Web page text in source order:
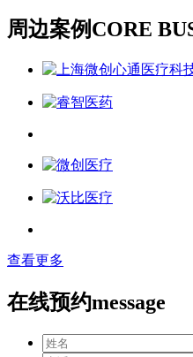
周边案例CORE
查看更多
在线预约message